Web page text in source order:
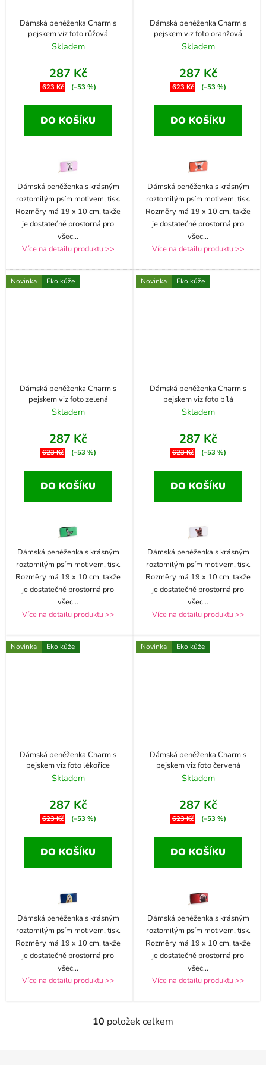
Dámská peněženka Charm s
pejskem viz foto růžová
Skladem
287 Kč
623 Kč (–53 %)
DO KOŠÍKU
Dámská peněženka s krásným
roztomilým psím motivem, tisk.
Rozměry má 19 x 10 cm, takže
je dostatečně prostorná pro
všec...
Více na detailu produktu >>
Dámská peněženka Charm s
pejskem viz foto oranžová
Skladem
287 Kč
623 Kč (–53 %)
DO KOŠÍKU
Dámská peněženka s krásným
roztomilým psím motivem, tisk.
Rozměry má 19 x 10 cm, takže
je dostatečně prostorná pro
všec...
Více na detailu produktu >>
Novinka Eko kůže
Dámská peněženka Charm s
pejskem viz foto zelená
Skladem
287 Kč
623 Kč (–53 %)
DO KOŠÍKU
Dámská peněženka s krásným
roztomilým psím motivem, tisk.
Rozměry má 19 x 10 cm, takže
je dostatečně prostorná pro
všec...
Více na detailu produktu >>
Novinka Eko kůže
Dámská peněženka Charm s
pejskem viz foto bílá
Skladem
287 Kč
623 Kč (–53 %)
DO KOŠÍKU
Dámská peněženka s krásným
roztomilým psím motivem, tisk.
Rozměry má 19 x 10 cm, takže
je dostatečně prostorná pro
všec...
Více na detailu produktu >>
Novinka Eko kůže
Dámská peněženka Charm s
pejskem viz foto lékořice
Skladem
287 Kč
623 Kč (–53 %)
DO KOŠÍKU
Dámská peněženka s krásným
roztomilým psím motivem, tisk.
Rozměry má 19 x 10 cm, takže
je dostatečně prostorná pro
všec...
Více na detailu produktu >>
Novinka Eko kůže
Dámská peněženka Charm s
pejskem viz foto červená
Skladem
287 Kč
623 Kč (–53 %)
DO KOŠÍKU
Dámská peněženka s krásným
roztomilým psím motivem, tisk.
Rozměry má 19 x 10 cm, takže
je dostatečně prostorná pro
všec...
Více na detailu produktu >>
O
10 položek celkem